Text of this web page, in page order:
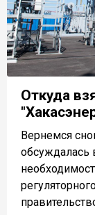
Откуда
Вернемся
обсуждалась